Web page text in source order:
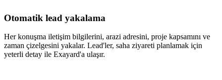
Otomatik lead yakalama
Her konuşma iletişim bilgilerini, arazi adresini, proje kapsamını ve
zaman çizelgesini yakalar. Lead'ler, saha ziyareti planlamak için
yeterli detay ile Exayard'a ulaşır.